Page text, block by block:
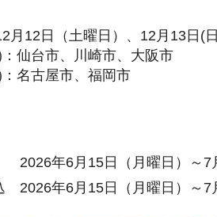
月12日（土曜日）、12月13日(
仙台市、川崎市、大阪市
名古屋市、福岡市
年6月15日（月曜日）～7月
2026年6月15日（月曜日）～7